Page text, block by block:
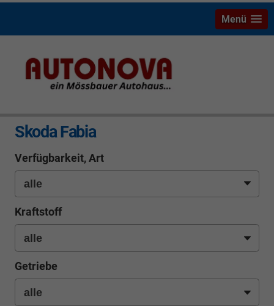
Menü
Skoda Fabia
Verfügbarkeit, Art
Kraftstoff
Getriebe